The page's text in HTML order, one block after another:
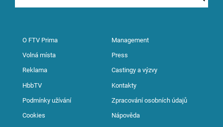
O FTV Prima Management
Volná místa Press
Reklama Castingy a výzvy
HbbTV Kontakty
Podmínky užívání Zpracování osobních údajů
Cookies Nápověda